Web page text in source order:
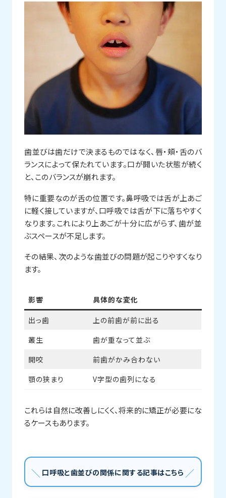
歯並びは歯だけで決まるものではなく、唇・頬・舌のバ
ランスによって保たれています。口が開いた状態が続く
と、このバランスが崩れます。
特に重要なのが舌の位置です。鼻呼吸では舌が上あご
に軽く接していますが、口呼吸では舌が下に落ちやすく
なります。これにより上あごが十分に広がらず、歯が並
ぶスペースが不足します。
その結果、次のような歯並びの問題が起こりやすくなり
ます。
影響 具体的な変化
出っ歯
上の前歯が前に出る
叢生
歯が重なって並ぶ
開咬
前歯がかみ合わない
顎の狭まり
V字型の歯列になる
これらは自然に改善しにくく、将来的に矯正が必要にな
るケースもあります。
口呼吸と歯並びの関係に関する記事はこちら